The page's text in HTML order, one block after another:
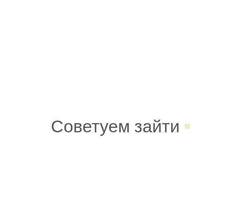
Советуем зайти